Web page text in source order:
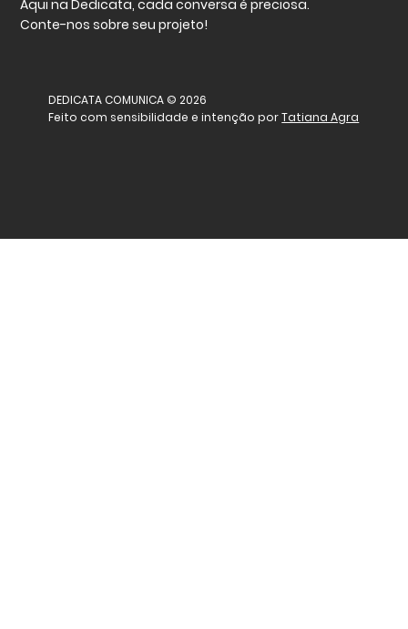
Aqui na Dedicata, cada conversa é preciosa.
Conte-nos sobre seu projeto!
DEDICATA COMUNICA © 2026
Feito com sensibilidade e intenção porTatiana Agra